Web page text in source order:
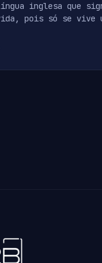
inglesa que
pois só se vive